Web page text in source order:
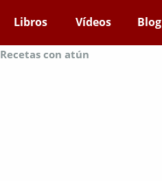
Libros Vídeos Blog
Recetas con atún